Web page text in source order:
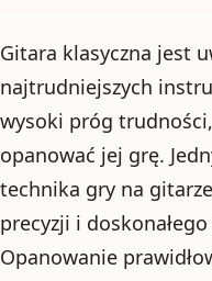
Gitara klasyczna jest
najtrudniejszych
wysoki próg
opanować jej grę.
technika gry na
precyzji i
Opanowanie